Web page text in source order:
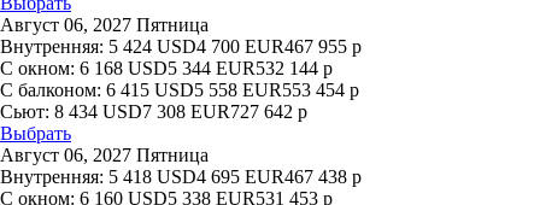
Август 06, 2027 Пятница
Внутренняя: 5 424 USD4 700 EUR467 955 р
С окном: 6 168 USD5 344 EUR532 144 р
С балконом: 6 415 USD5 558 EUR553 454 р
Сьют: 8 434 USD7 308 EUR727 642 р
Выбрать
Август 06, 2027 Пятница
Внутренняя: 5 418 USD4 695 EUR467 438 р
С окном: 6 160 USD5 338 EUR531 453 р